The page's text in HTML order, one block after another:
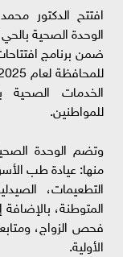
افتتح الدكتور
الوحدة الصحية
ضمن برنامج
الخدمات الصحية
للمواطنين.
وتضم الوحدة
منها: عيادة طب
التطعيمات،
المتوطنة،
فحص الزواج،
الأولية.